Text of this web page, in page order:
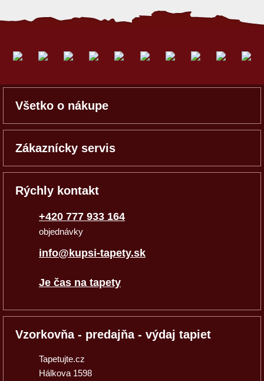
Všetko o nákupe
Zákaznícky servis
Rýchly kontakt
+420 777 933 164
objednávky
info@kupsi-tapety.sk
Je čas na tapety
Vzorkovňa - predajňa - výdaj tapiet
Tapetujte.cz
Hálkova 1598